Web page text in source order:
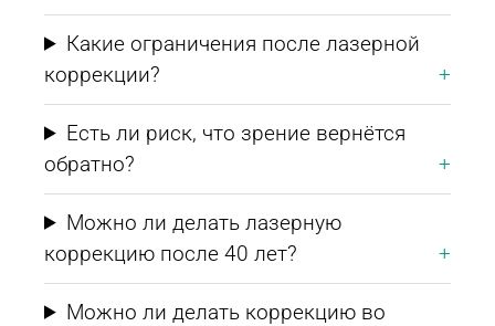
Какие ограничения после лазерной
коррекции?
Есть ли риск, что зрение вернётся
обратно?
Можно ли делать лазерную
коррекцию после 40 лет?
Можно ли делать коррекцию во